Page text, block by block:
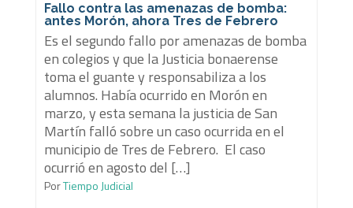
Fallo contra las amenazas de bomba:
antes Morón, ahora Tres de Febrero
Es el segundo fallo por amenazas de bomba
en colegios y que la Justicia bonaerense
toma el guante y responsabiliza a los
alumnos. Había ocurrido en Morón en
marzo, y esta semana la justicia de San
Martín falló sobre un caso ocurrida en el
municipio de Tres de Febrero. El caso
ocurrió en agosto del […]
PorTiempo Judicial